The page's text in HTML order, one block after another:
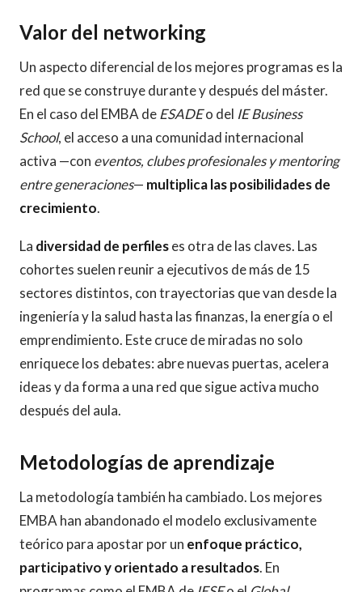
Valor del networking
Un aspecto diferencial de los mejores programas es la
red que se construye durante y después del máster.
En el caso del EMBA deESADEo del IE Business
School, el acceso a una comunidad internacional
activa —con eventos, clubes profesionales y mentoring
entre generaciones— multiplica las posibilidades de
crecimiento.
La diversidad de perfileses otra de las claves. Las
cohortes suelen reunir a ejecutivos de más de 15
sectores distintos, con trayectorias que van desde la
ingeniería y la salud hasta las finanzas, la energía o el
emprendimiento. Este cruce de miradas no solo
enriquece los debates: abre nuevas puertas, acelera
ideas y da forma a una red que sigue activa mucho
después del aula.
Metodologías de aprendizaje
La metodología también ha cambiado. Los mejores
EMBA han abandonado el modelo exclusivamente
teórico para apostar por un enfoque práctico,
participativo y orientado a resultados. En